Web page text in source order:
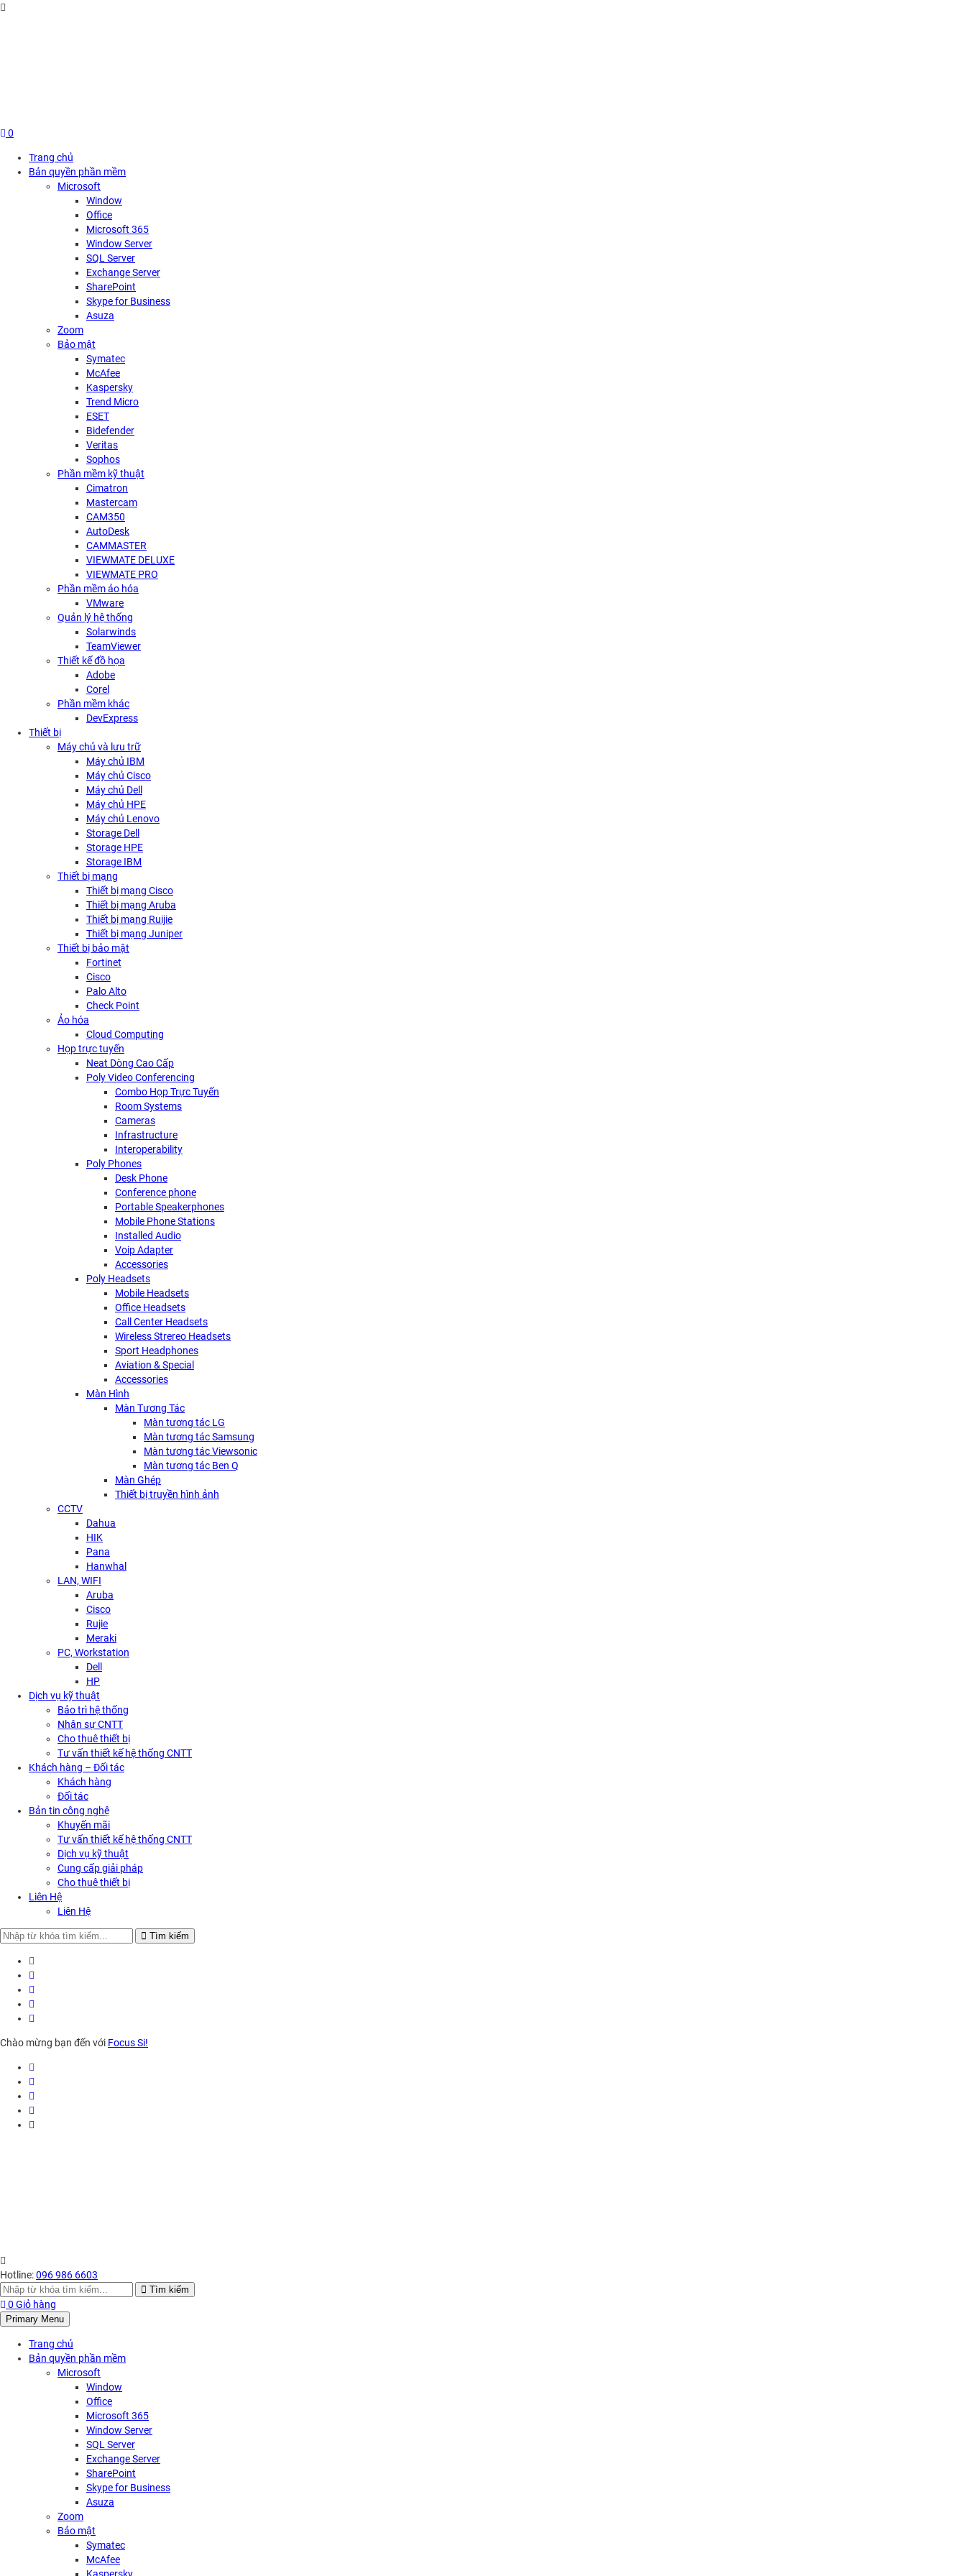
Skip
0
Trang chủ
Bản quyền phần mềm
Microsoft
Window
Office
Microsoft 365
Window Server
SQL Server
Exchange Server
SharePoint
Skype for Business
Asuza
Zoom
Bảo mật
Symatec
McAfee
Kaspersky
Trend Micro
ESET
Bidefender
Veritas
Sophos
Phần mềm kỹ thuật
Cimatron
Mastercam
CAM350
AutoDesk
CAMMASTER
VIEWMATE DELUXE
VIEWMATE PRO
Phần mềm ảo hóa
VMware
Quản lý hệ thống
Solarwinds
TeamViewer
Thiết kế đồ họa
Adobe
Corel
Phần mềm khác
DevExpress
Thiết bị
Máy chủ và lưu trữ
Máy chủ IBM
Máy chủ Cisco
Máy chủ Dell
Máy chủ HPE
Máy chủ Lenovo
Storage Dell
Storage HPE
Storage IBM
Thiết bị mạng
Thiết bị mạng Cisco
Thiết bị mạng Aruba
Thiết bị mạng Ruijie
Thiết bị mạng Juniper
Thiết bị bảo mật
Fortinet
Cisco
Palo Alto
Check Point
Ảo hóa
Cloud Computing
Họp trực tuyến
Neat Dòng Cao Cấp
Poly Video Conferencing
Combo Họp Trực Tuyến
Room Systems
Cameras
Infrastructure
Interoperability
Poly Phones
Desk Phone
Conference phone
Portable Speakerphones
Mobile Phone Stations
Installed Audio
Voip Adapter
Accessories
Poly Headsets
Mobile Headsets
Office Headsets
Call Center Headsets
Wireless Strereo Headsets
Sport Headphones
Aviation & Special
Accessories
Màn Hình
Màn Tương Tác
Màn tương tác LG
Màn tương tác Samsung
Màn tương tác Viewsonic
Màn tương tác Ben Q
Màn Ghép
Thiết bị truyền hình ảnh
CCTV
Dahua
HIK
Pana
Hanwhal
LAN, WIFI
Aruba
Cisco
Rujie
Meraki
PC, Workstation
Dell
HP
Dịch vụ kỹ thuật
Bảo trì hệ thống
Nhân sự CNTT
Cho thuê thiết bị
Tư vấn thiết kế hệ thống CNTT
Khách hàng – Đối tác
Khách hàng
Đối tác
Bản tin công nghệ
Khuyến mãi
Tư vấn thiết kế hệ thống CNTT
Dịch vụ kỹ thuật
Cung cấp giải pháp
Cho thuê thiết bị
Liên Hệ
Liên Hệ
Search
Tìm kiếm
Chào mừng bạn đến với Focus Si!
Hotline:096 986 6603
Search
for:
Tìm kiếm
0 Giỏ hàng
Primary Menu
Trang chủ
Bản quyền phần mềm
Microsoft
Window
Office
Microsoft 365
Window Server
SQL Server
Exchange Server
SharePoint
Skype for Business
Asuza
Zoom
Bảo mật
Symatec
McAfee